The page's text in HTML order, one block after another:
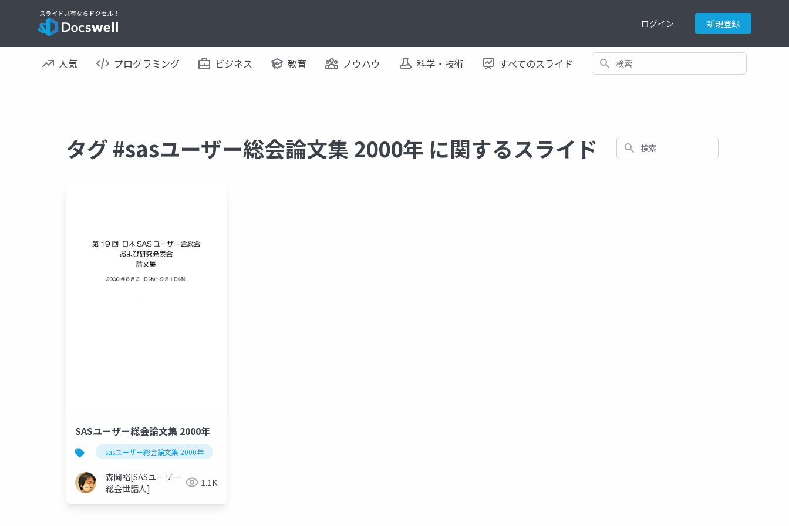
ログイン 新規登録
人気 プログラミング ビジネス 教育 ノウハウ 科学・技術 すべてのスライド 検索
タグ #sasユーザー総会論文集 2000年 に関するスライド 検索
SASユーザー総会論文集 2000年
sasユーザー総会論文集 2000年
森岡裕[SASユーザー
総会世話人]
1.1K